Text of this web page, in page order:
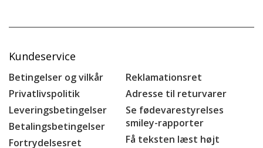
Kundeservice
Betingelser og vilkår
Privatlivspolitik
Leveringsbetingelser
Betalingsbetingelser
Fortrydelsesret
Reklamationsret
Adresse til returvarer
Se fødevarestyrelses
smiley-rapporter
Få teksten læst højt